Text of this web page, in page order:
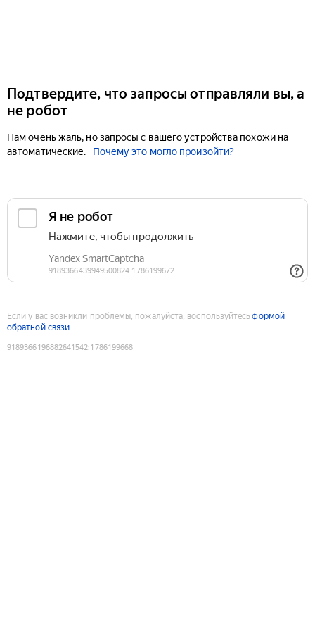
Подтвердите, что запросы отправляли вы, а
не робот
Нам очень жаль, но запросы с вашего устройства похожи на
автоматические.
Почему это могло произойти?
Если у вас возникли проблемы, пожалуйста, воспользуйтесьформой
обратной связи
9189366196882641542:1786199668